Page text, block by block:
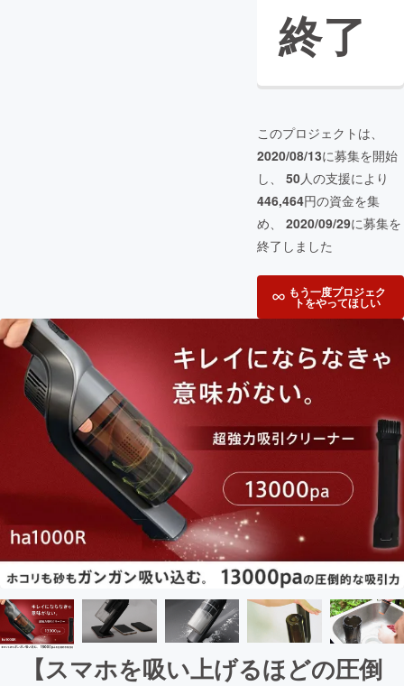
終了
このプロジェクトは、
2020/08/13に募集を開始
し、 50人の支援により
446,464円の資金を集
め、 2020/09/29に募集を
終了しました
もう一度プロジェク
トをやってほしい
【スマホを吸い上げるほどの圧倒